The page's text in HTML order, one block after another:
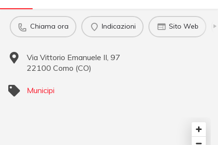
Chiama ora Indicazioni Sito Web
Via Vittorio Emanuele II, 97
22100 Como (CO)
Municipi